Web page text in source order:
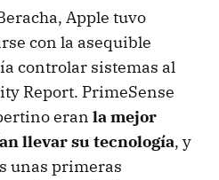
Apple tuvo
con la asequible
controlar sistemas al
Report. PrimeSense
eran la mejor
llevar su tecnología, y
unas primeras